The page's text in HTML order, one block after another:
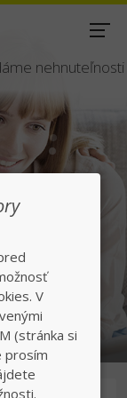
nehnuteľnosti
trhu
V
(stránka si
prosím